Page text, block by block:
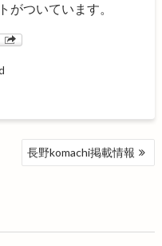
がついています。
長野komachi掲載情報